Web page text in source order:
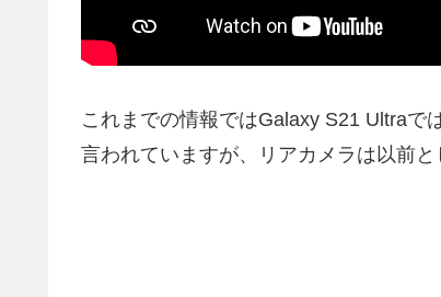
これまでの情報ではGalaxy S21 Ultraで
言われていますが、リアカメラは以前と